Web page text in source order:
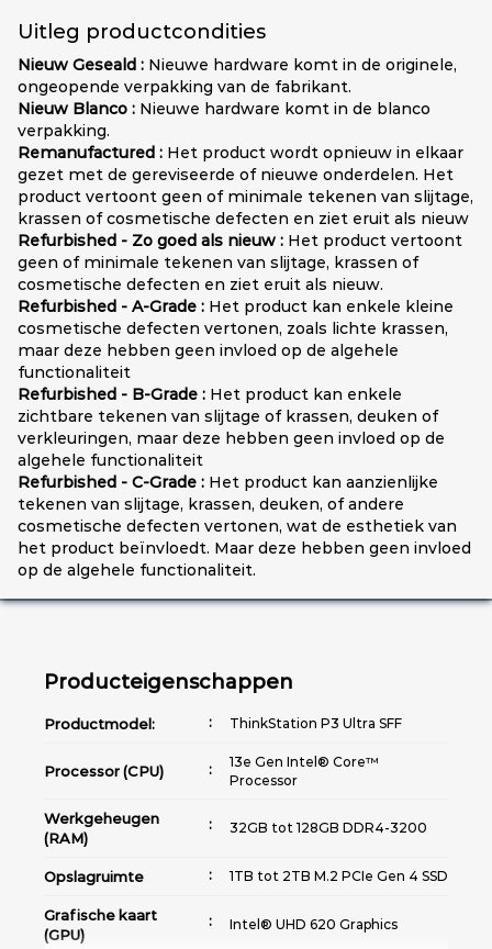
Uitleg productcondities
Nieuw Geseald : Nieuwe hardware komt in de originele,
ongeopende verpakking van de fabrikant.
Nieuw Blanco : Nieuwe hardware komt in de blanco
verpakking.
Remanufactured : Het product wordt opnieuw in elkaar
gezet met de gereviseerde of nieuwe onderdelen. Het
product vertoont geen of minimale tekenen van slijtage,
krassen of cosmetische defecten en ziet eruit als nieuw
Refurbished - Zo goed als nieuw : Het product vertoont
geen of minimale tekenen van slijtage, krassen of
cosmetische defecten en ziet eruit als nieuw.
Refurbished - A-Grade : Het product kan enkele kleine
cosmetische defecten vertonen, zoals lichte krassen,
maar deze hebben geen invloed op de algehele
functionaliteit
Refurbished - B-Grade : Het product kan enkele
zichtbare tekenen van slijtage of krassen, deuken of
verkleuringen, maar deze hebben geen invloed op de
algehele functionaliteit
Refurbished - C-Grade : Het product kan aanzienlijke
tekenen van slijtage, krassen, deuken, of andere
cosmetische defecten vertonen, wat de esthetiek van
het product beïnvloedt. Maar deze hebben geen invloed
op de algehele functionaliteit.
Producteigenschappen
Productmodel: ThinkStation P3 Ultra SFF
Processor (CPU)
13e Gen Intel® Core™
Processor
Werkgeheugen
(RAM)
32GB tot 128GB DDR4-3200
Opslagruimte 1TB tot 2TB M.2 PCIe Gen 4 SSD
Grafische kaart
(GPU)
Intel® UHD 620 Graphics